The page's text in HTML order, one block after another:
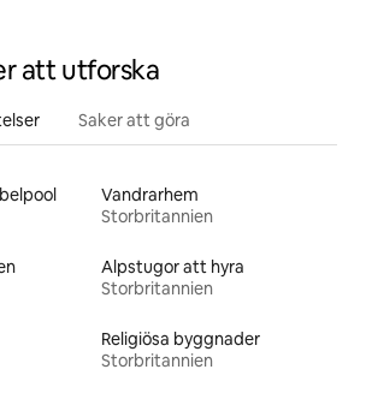
att utforska
Saker att göra
Vandrarhem
Storbritannien
Alpstugor att hyra
Storbritannien
Religiösa byggnader
Storbritannien